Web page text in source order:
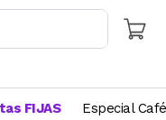
FIJAS Especial Café